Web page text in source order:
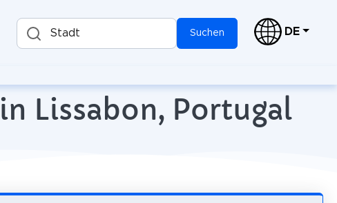
Stadt Suchen DE
Lissabon, Portugal